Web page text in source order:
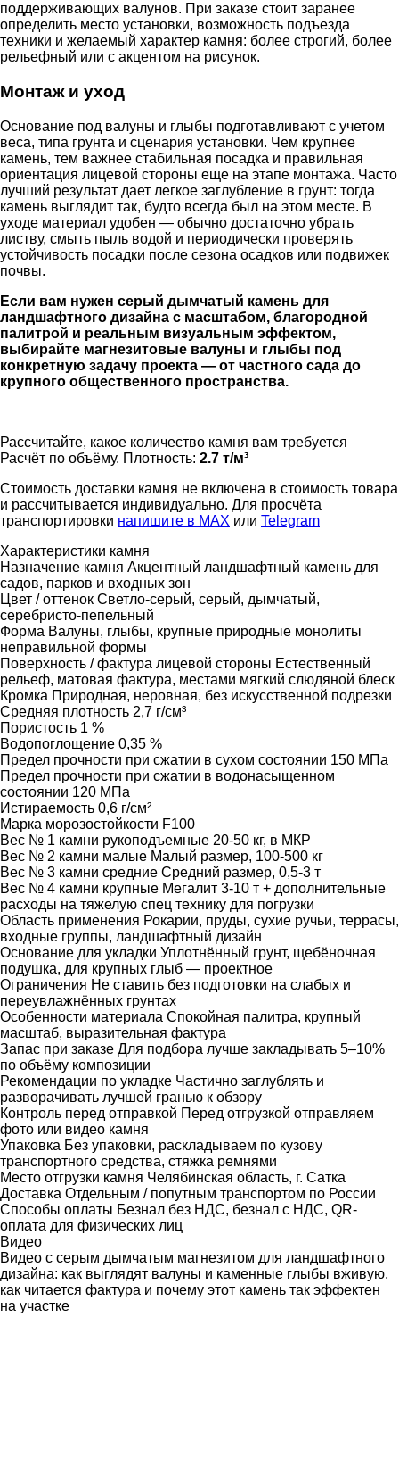
поддерживающих валунов. При заказе стоит заранее
определить место установки, возможность подъезда
техники и желаемый характер камня: более строгий, более
рельефный или с акцентом на рисунок.
Монтаж и уход
Основание под валуны и глыбы подготавливают с учетом
веса, типа грунта и сценария установки. Чем крупнее
камень, тем важнее стабильная посадка и правильная
ориентация лицевой стороны еще на этапе монтажа. Часто
лучший результат дает легкое заглубление в грунт: тогда
камень выглядит так, будто всегда был на этом месте. В
уходе материал удобен — обычно достаточно убрать
листву, смыть пыль водой и периодически проверять
устойчивость посадки после сезона осадков или подвижек
почвы.
Если вам нужен серый дымчатый камень для
ландшафтного дизайна с масштабом, благородной
палитрой и реальным визуальным эффектом,
выбирайте магнезитовые валуны и глыбы под
конкретную задачу проекта — от частного сада до
крупного общественного пространства.
Рассчитайте, какое количество камня вам требуется
Расчёт по объёму. Плотность: 2.7 т/м³
Стоимость доставки камня не включена в стоимость товара
и рассчитывается индивидуально. Для просчёта
транспортировки напишите в MAX или Telegram
Характеристики камня
Назначение камня Акцентный ландшафтный камень для
садов, парков и входных зон
Цвет / оттенок Светло-серый, серый, дымчатый,
серебристо-пепельный
Форма Валуны, глыбы, крупные природные монолиты
неправильной формы
Поверхность / фактура лицевой стороны Естественный
рельеф, матовая фактура, местами мягкий слюдяной блеск
Кромка Природная, неровная, без искусственной подрезки
Средняя плотность 2,7 г/см³
Пористость 1 %
Водопоглощение 0,35 %
Предел прочности при сжатии в сухом состоянии 150 МПа
Предел прочности при сжатии в водонасыщенном
состоянии 120 МПа
Истираемость 0,6 г/см²
Марка морозостойкости F100
Вес № 1 камни рукоподъемные 20-50 кг, в МКР
Вес № 2 камни малые Малый размер, 100-500 кг
Вес № 3 камни средние Средний размер, 0,5-3 т
Вес № 4 камни крупные Мегалит 3-10 т + дополнительные
расходы на тяжелую спец технику для погрузки
Область применения Рокарии, пруды, сухие ручьи, террасы,
входные группы, ландшафтный дизайн
Основание для укладки Уплотнённый грунт, щебёночная
подушка, для крупных глыб — проектное
Ограничения Не ставить без подготовки на слабых и
переувлажнённых грунтах
Особенности материала Спокойная палитра, крупный
масштаб, выразительная фактура
Запас при заказе Для подбора лучше закладывать 5–10%
по объёму композиции
Рекомендации по укладке Частично заглублять и
разворачивать лучшей гранью к обзору
Контроль перед отправкой Перед отгрузкой отправляем
фото или видео камня
Упаковка Без упаковки, раскладываем по кузову
транспортного средства, стяжка ремнями
Место отгрузки камня Челябинская область, г. Сатка
Доставка Отдельным / попутным транспортом по России
Способы оплаты Безнал без НДС, безнал с НДС, QR-
оплата для физических лиц
Видео
Видео с серым дымчатым магнезитом для ландшафтного
дизайна: как выглядят валуны и каменные глыбы вживую,
как читается фактура и почему этот камень так эффектен
на участке